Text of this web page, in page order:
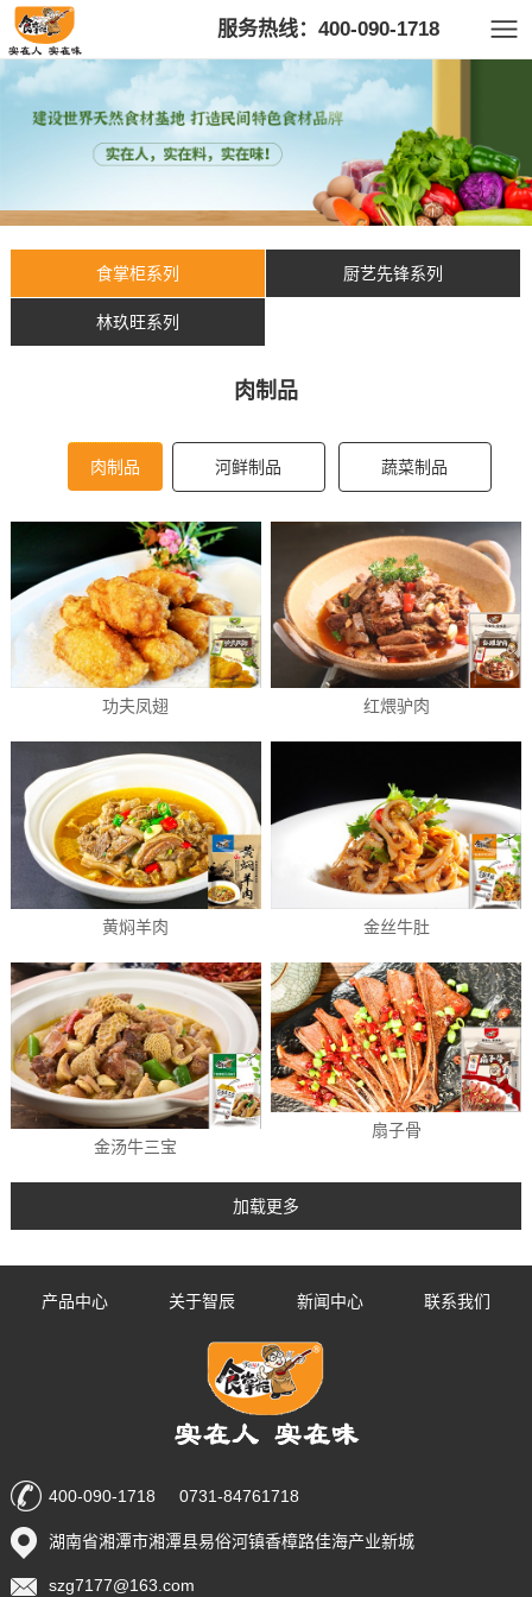
服务热线：400-090-1718
食掌柜系列 厨艺先锋系列
林玖旺系列
肉制品
肉制品 河鲜制品 蔬菜制品
功夫凤翅 红煨驴肉
黄焖羊肉 金丝牛肚
金汤牛三宝
扇子骨
产品中心 关于智辰 新闻中心 联系我们
400-090-1718 0731-84761718
湖南省湘潭市湘潭县易俗河镇香樟路佳海产业新城
szg7177@163.com